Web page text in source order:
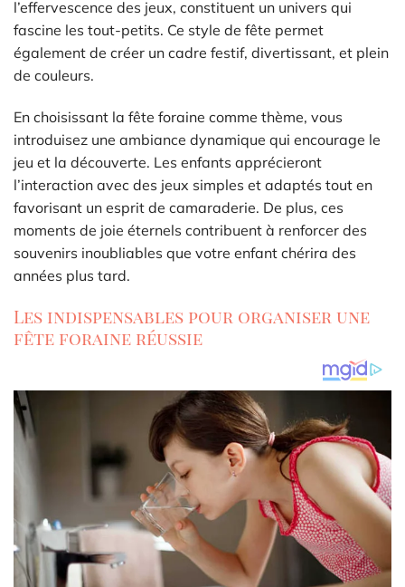
l’effervescence des jeux, constituent un univers qui
fascine les tout-petits. Ce style de fête permet
également de créer un cadre festif, divertissant, et plein
de couleurs.
En choisissant la fête foraine comme thème, vous
introduisez une ambiance dynamique qui encourage le
jeu et la découverte. Les enfants apprécieront
l’interaction avec des jeux simples et adaptés tout en
favorisant un esprit de camaraderie. De plus, ces
moments de joie éternels contribuent à renforcer des
souvenirs inoubliables que votre enfant chérira des
années plus tard.
Les indispensables pour organiser une
fête foraine réussie